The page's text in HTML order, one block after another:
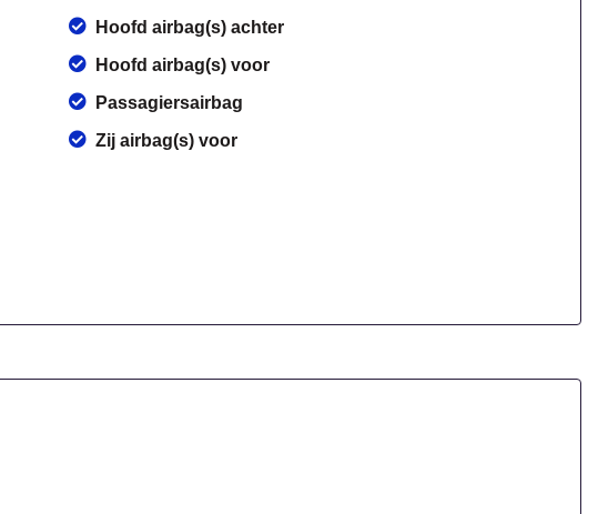
Hoofd airbag(s) achter
Hoofd airbag(s) voor
Passagiersairbag
Zij airbag(s) voor